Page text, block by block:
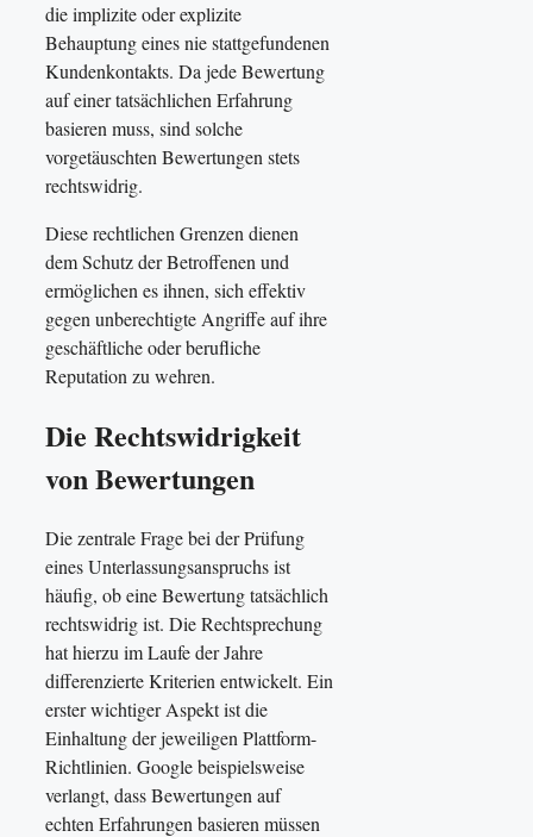
die implizite oder explizite
Behauptung eines nie stattgefundenen
Kundenkontakts. Da jede Bewertung
auf einer tatsächlichen Erfahrung
basieren muss, sind solche
vorgetäuschten Bewertungen stets
rechtswidrig.
Diese rechtlichen Grenzen dienen
dem Schutz der Betroffenen und
ermöglichen es ihnen, sich effektiv
gegen unberechtigte Angriffe auf ihre
geschäftliche oder berufliche
Reputation zu wehren.
Die Rechtswidrigkeit
von Bewertungen
Die zentrale Frage bei der Prüfung
eines Unterlassungsanspruchs ist
häufig, ob eine Bewertung tatsächlich
rechtswidrig ist. Die Rechtsprechung
hat hierzu im Laufe der Jahre
differenzierte Kriterien entwickelt. Ein
erster wichtiger Aspekt ist die
Einhaltung der jeweiligen Plattform-
Richtlinien. Google beispielsweise
verlangt, dass Bewertungen auf
echten Erfahrungen basieren müssen